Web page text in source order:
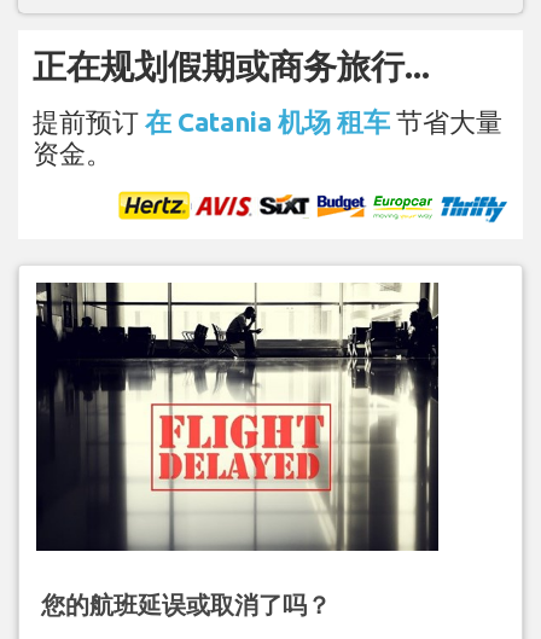
正在规划假期或商务旅行...
提前预订 在 Catania 机场 租车 节省大量
资金。
您的航班延误或取消了吗？